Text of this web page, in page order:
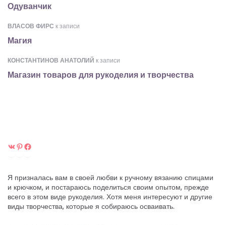
Одуванчик
ВЛАСОВ ФИРС к записи
Магия
КОНСТАНТИНОВ АНАТОЛИЙ к записи
Магазин товаров для рукоделия и творчества
ВКонтакте
Pinterest
Я призналась вам в своей любви к ручному вязанию спицами
и крючком, и постараюсь поделиться своим опытом, прежде
всего в этом виде рукоделия. Хотя меня интересуют и другие
виды творчества, которые я собираюсь осваивать.